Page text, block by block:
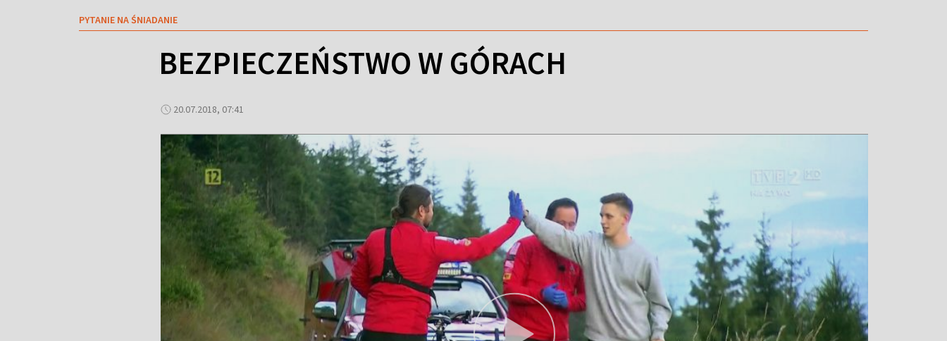
PYTANIE NA ŚNIADANIE
BEZPIECZEŃSTWO W GÓRACH
20.07.2018, 07:41